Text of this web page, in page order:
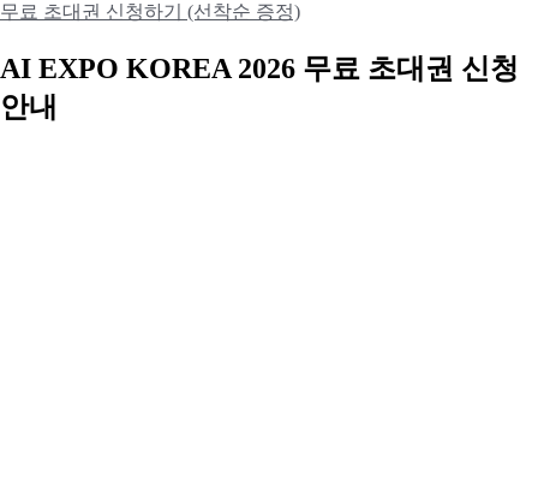
무료 초대권 신청하기 (선착순 증정)
AI EXPO KOREA 2026 무료 초대권 신청
안내